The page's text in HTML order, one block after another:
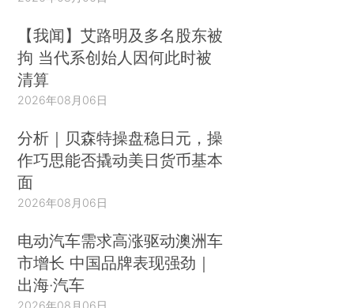
【我闻】艾路明及多名股东被
拘 当代系创始人因何此时被
清算
2026年08月06日
分析｜贝森特操盘稳日元，操
作巧思能否撬动美日货币基本
面
2026年08月06日
电动汽车需求高涨驱动澳洲车
市增长 中国品牌表现强劲｜
出海·汽车
2026年08月06日